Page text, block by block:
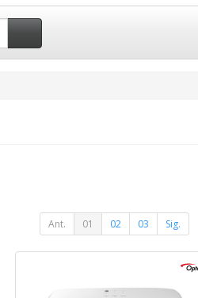
Ant. 01 02 03 Sig.